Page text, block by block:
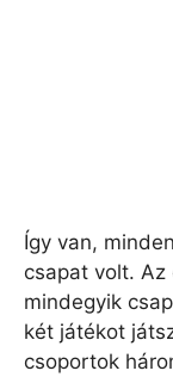
Így van,
csapat volt.
mindegyik
két játékot
csoportok